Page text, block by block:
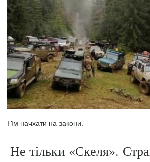
І їм начхати на закони.
Не тільки «Скеля».